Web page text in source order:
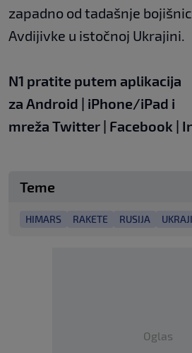
zapadno od tadašnje
Avdijivke u istočnoj Ukrajini.
N1 pratite putem aplikacija
za Android | iPhone/iPad i
mreža Twitter | Facebook |
Teme
HIMARS RAKETE RUSIJA
Oglas